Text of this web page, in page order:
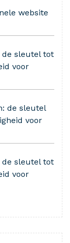
website
de sleutel tot
voor
de sleutel
voor
de sleutel tot
voor